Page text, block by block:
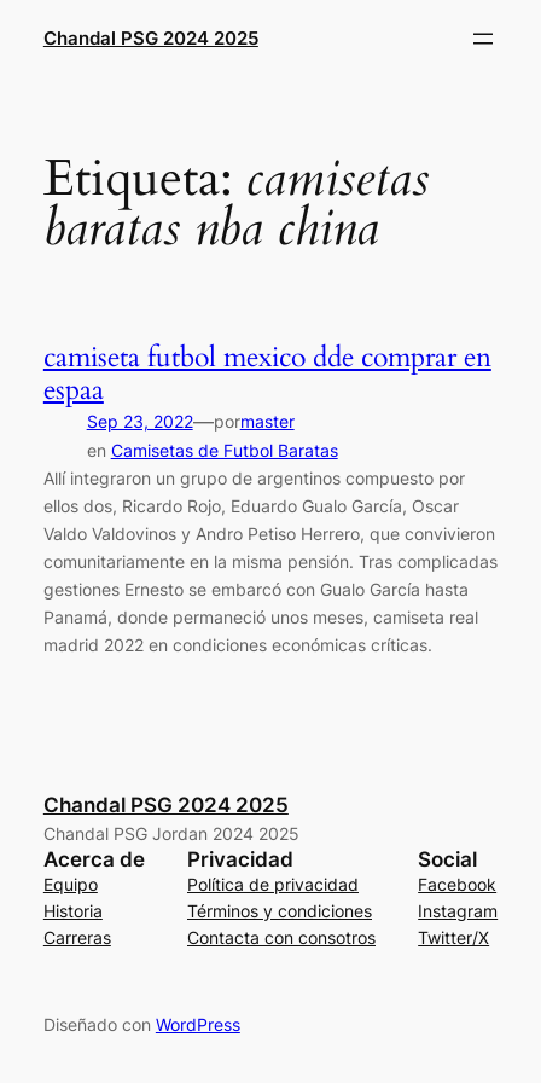
Chandal PSG 2024 2025
Etiqueta: camisetas
baratas nba china
camiseta futbol mexico dde comprar en
espaa
Sep 23, 2022—pormaster
en Camisetas de Futbol Baratas
Allí integraron un grupo de argentinos compuesto por
ellos dos, Ricardo Rojo, Eduardo Gualo García, Oscar
Valdo Valdovinos y Andro Petiso Herrero, que convivieron
comunitariamente en la misma pensión. Tras complicadas
gestiones Ernesto se embarcó con Gualo García hasta
Panamá, donde permaneció unos meses, camiseta real
madrid 2022 en condiciones económicas críticas.
Chandal PSG 2024 2025
Chandal PSG Jordan 2024 2025
Acerca de
Equipo
Historia
Carreras
Privacidad
Política de privacidad
Términos y condiciones
Contacta con consotros
Social
Facebook
Instagram
Twitter/X
Diseñado con WordPress